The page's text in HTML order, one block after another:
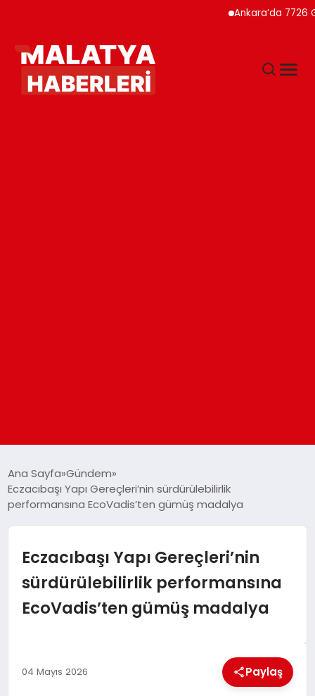
Ankara’da 7726
GÜNDEM
DÜNYA
EĞITIM
MAGAZIN
Ana Sayfa Gündem
Eczacıbaşı Yapı Gereçleri’nin sürdürülebilirlik
performansına EcoVadis’ten gümüş madalya
Eczacıbaşı Yapı Gereçleri’nin
sürdürülebilirlik performansına
EcoVadis’ten gümüş madalya
04 Mayıs 2026 Paylaş